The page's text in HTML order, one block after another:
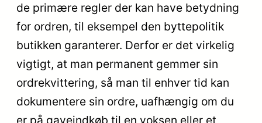
de primære regler der kan have betydning
for ordren, til eksempel den byttepolitik
butikken garanterer. Derfor er det virkelig
vigtigt, at man permanent gemmer sin
ordrekvittering, så man til enhver tid kan
dokumentere sin ordre, uafhængig om du